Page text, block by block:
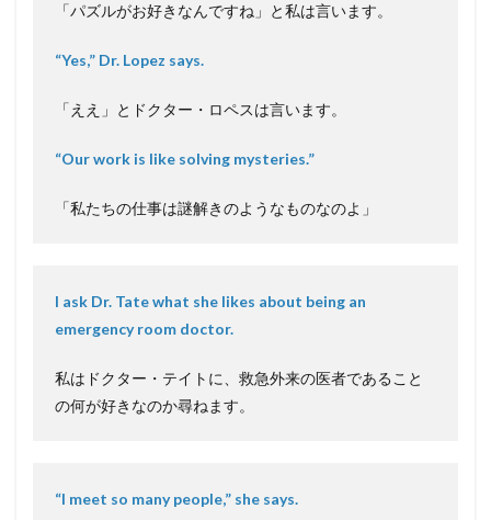
「パズルがお好きなんですね」と私は言います。
“Yes,” Dr. Lopez says.
「ええ」とドクター・ロペスは言います。
“Our work is like solving mysteries.”
「私たちの仕事は謎解きのようなものなのよ」
I ask Dr. Tate what she likes about being an
emergency room doctor.
私はドクター・テイトに、救急外来の医者であること
の何が好きなのか尋ねます。
“I meet so many people,” she says.